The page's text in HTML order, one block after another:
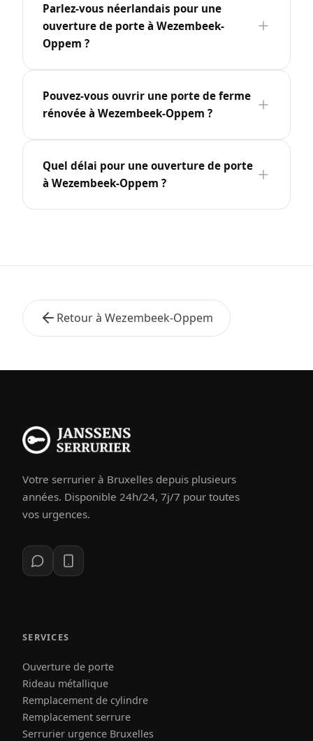
Parlez-vous néerlandais pour une
ouverture de porte à Wezembeek-
Oppem ?
Pouvez-vous ouvrir une porte de ferme
rénovée à Wezembeek-Oppem ?
Quel délai pour une ouverture de porte
à Wezembeek-Oppem ?
Retour à Wezembeek-Oppem
Votre serrurier à Bruxelles depuis plusieurs
années. Disponible 24h/24, 7j/7 pour toutes
vos urgences.
SERVICES
Ouverture de porte
Rideau métallique
Remplacement de cylindre
Remplacement serrure
Serrurier urgence Bruxelles